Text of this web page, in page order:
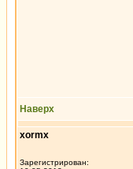
Наверх
xormx
Зарегистрирован: